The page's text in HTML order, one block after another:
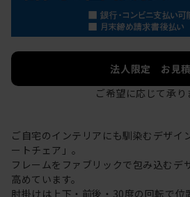
法人限定 お見
ご希望に応じて承り
ご自宅のインテリアにも馴染むデザイ
ートチェア」。
フレームをファブリックで包み込むデ
高めています。
肘掛けは上下・前後・30度の回転で位